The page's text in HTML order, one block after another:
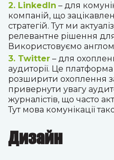
2. LinkedIn – для
компаній, що
стратегій. Тут ми
релевантне рішення
Використовуємо
3. Twitter – для
аудиторії. Це
розширити охоплення
привернути увагу
журналістів, що часто
Тут мова комунікації
Дизайн